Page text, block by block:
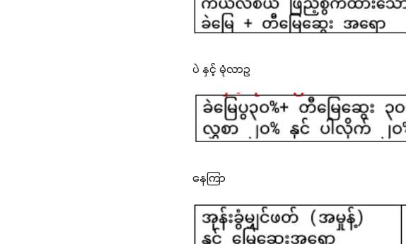
ပဲ နှင့် မုံလာဥ
နေကြာ